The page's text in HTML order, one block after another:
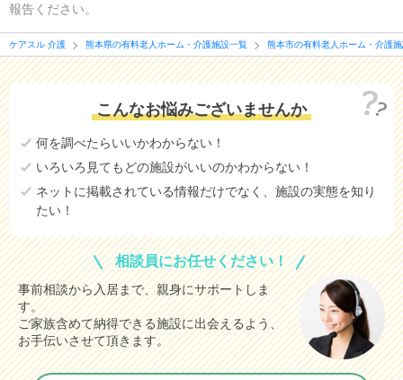
報告ください。
ケアスル 介護 熊本県の有料老人ホーム・介護施設一覧 熊本市の有料老人ホーム・介護
こんなお悩みございませんか
何を調べたらいいかわからない！
いろいろ見てもどの施設がいいのかわからない！
ネットに掲載されている情報だけでなく、施設の実態を知り
たい！
相談員にお任せください！
事前相談から入居まで、親身にサポートしま
す。
ご家族含めて納得できる施設に出会えるよう、
お手伝いさせて頂きます。